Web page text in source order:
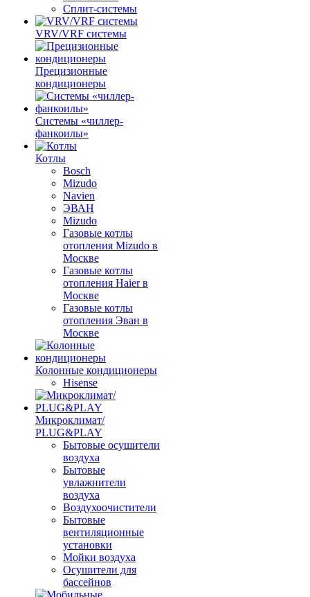
Сплит-системы
VRV/VRF системы
Прецизионные
кондиционеры
Системы «чиллер-
фанкоилы»
Котлы
Bosch
Mizudo
Navien
ЭВАН
Mizudo
Газовые котлы
отопления Mizudo в
Москве
Газовые котлы
отопления Haier в
Москве
Газовые котлы
отопления Эван в
Москве
Колонные кондиционеры
Hisense
Микроклимат/
PLUG&PLAY
Бытовые осушители
воздуха
Бытовые
увлажнители
воздуха
Воздухоочистители
Бытовые
вентиляционные
установки
Мойки воздуха
Осушители для
бассейнов